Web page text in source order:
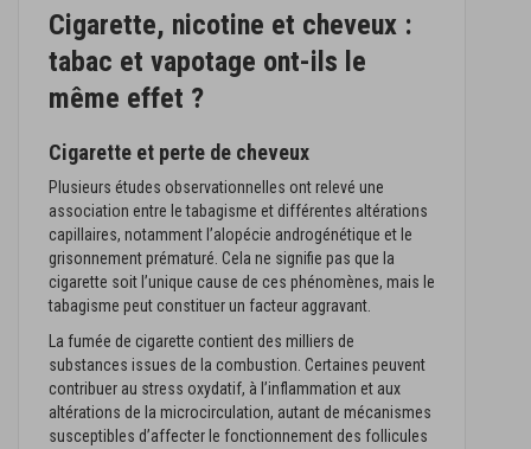
Cigarette, nicotine et cheveux :
tabac et vapotage ont-ils le
même effet ?
Cigarette et perte de cheveux
Plusieurs études observationnelles ont relevé une
association entre le tabagisme et différentes altérations
capillaires, notamment l’alopécie androgénétique et le
grisonnement prématuré. Cela ne signifie pas que la
cigarette soit l’unique cause de ces phénomènes, mais le
tabagisme peut constituer un facteur aggravant.
La fumée de cigarette contient des milliers de
substances issues de la combustion. Certaines peuvent
contribuer au stress oxydatif, à l’inflammation et aux
altérations de la microcirculation, autant de mécanismes
susceptibles d’affecter le fonctionnement des follicules